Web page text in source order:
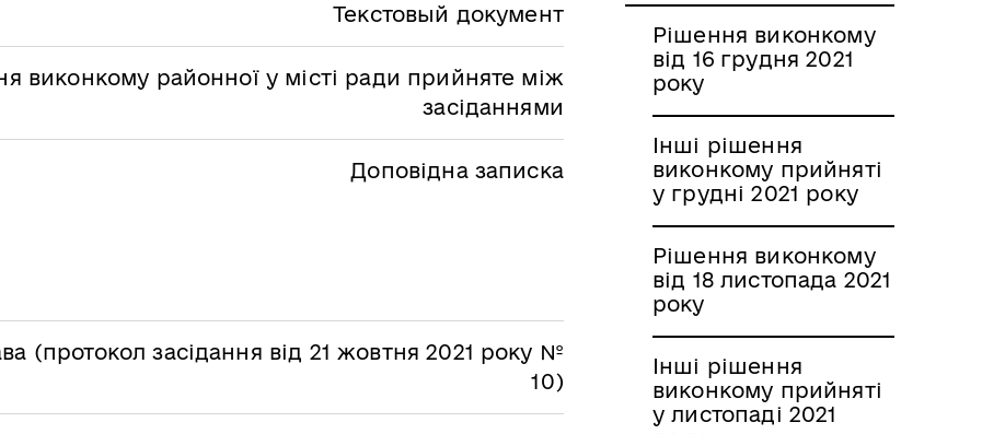
Текстовый документ
виконкому районної у місті ради прийняте між
засіданнями
Доповідна записка
(протокол засідання від 21 жовтня 2021 року №
10)
Рішення виконкому
від 16 грудня 2021
року
Інші рішення
виконкому прийняті
у грудні 2021 року
Рішення виконкому
від 18 листопада 2021
року
Інші рішення
виконкому прийняті
у листопаді 2021